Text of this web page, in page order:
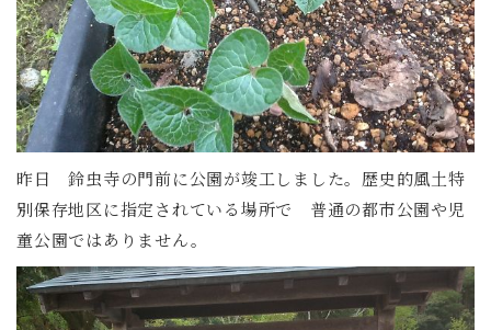
昨日 鈴虫寺の門前に公園が竣工しました。歴史的風土特
別保存地区に指定されている場所で 普通の都市公園や児
童公園ではありません。